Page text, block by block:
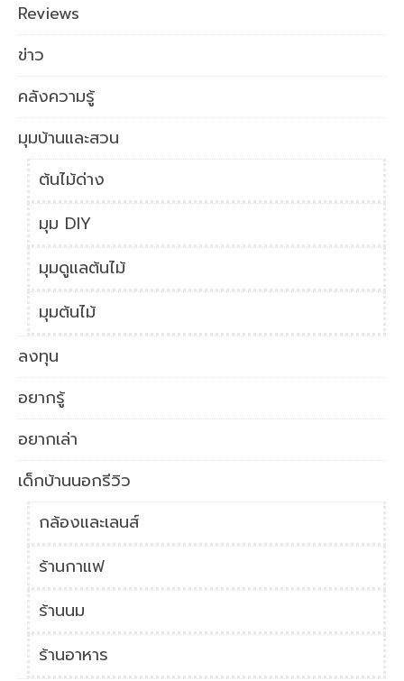
Reviews
ข่าว
คลังความรู้
มุมบ้านและสวน
ต้นไม้ด่าง
มุม DIY
มุมดูแลต้นไม้
มุมต้นไม้
ลงทุน
อยากรู้
อยากเล่า
เด็กบ้านนอกรีวิว
กล้องและเลนส์
ร้านกาแฟ
ร้านนม
ร้านอาหาร